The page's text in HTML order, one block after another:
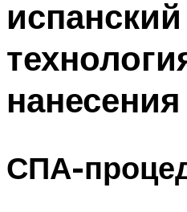
нанесения
СПА-